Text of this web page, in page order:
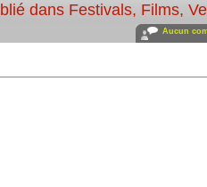
dans Festivals, Films,
Aucun